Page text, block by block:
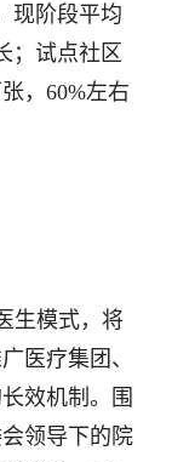
现阶段平均
；试点社区
，60%左右
模式，将
医疗集团、
效机制。围
领导下的院